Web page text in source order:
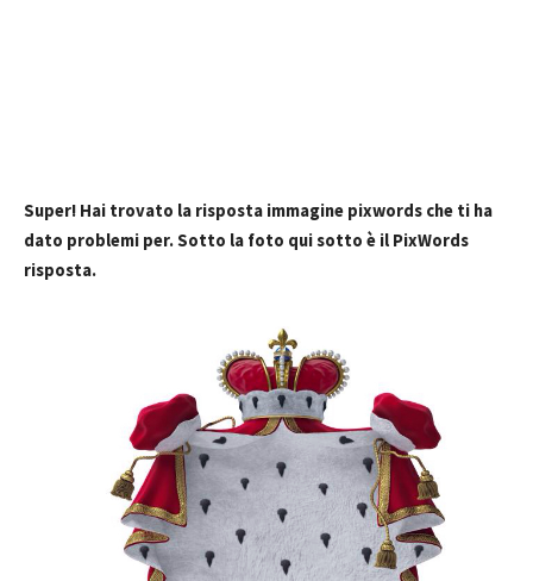
Super! Hai trovato la risposta immagine pixwords che ti ha
dato problemi per. Sotto la foto qui sotto è il PixWords
risposta.